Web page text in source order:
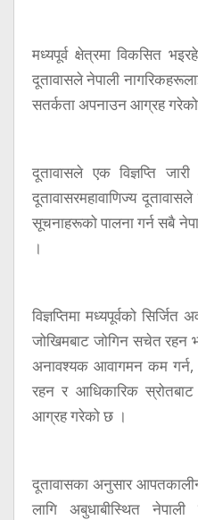
मध्यपूर्व क्षेत्रमा विकसित
दूतावासले नेपाली
सतर्कता अपनाउन आग्रह गरेको
दूतावासले एक विज्ञप्ति
दूतावासरमहावाणिज्य दूतावासले
सूचनाहरूको पालना गर्न सबै
।
विज्ञप्तिमा मध्यपूर्वको सिर्जित
जोखिमबाट जोगिन सचेत रहन
अनावश्यक आवागमन कम गर्न,
रहन र आधिकारिक
आग्रह गरेको छ ।
दूतावासका अनुसार
लागि अबुधाबीस्थित